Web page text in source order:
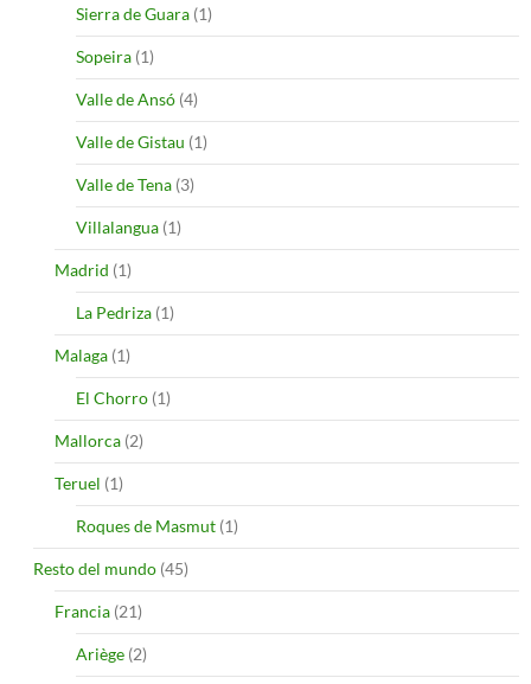
Sierra de Guara (1)
Sopeira (1)
Valle de Ansó (4)
Valle de Gistau (1)
Valle de Tena (3)
Villalangua (1)
Madrid (1)
La Pedriza (1)
Malaga (1)
El Chorro (1)
Mallorca (2)
Teruel (1)
Roques de Masmut (1)
Resto del mundo (45)
Francia (21)
Ariège (2)